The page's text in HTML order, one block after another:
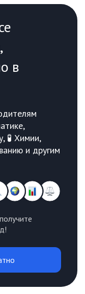
в
🧪 Химии,
и другим